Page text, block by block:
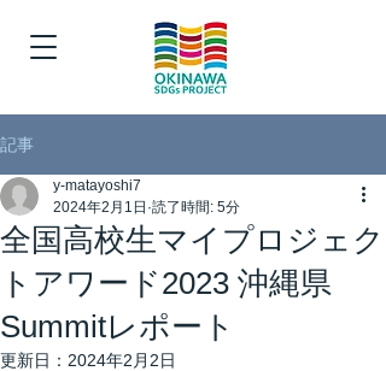
記事
全国高校生マイプロジェク
トアワード2023 沖縄県
Summitレポート
y-matayoshi7
2024年2月1日 読了時間: 5分
更新日： 2024年2月2日